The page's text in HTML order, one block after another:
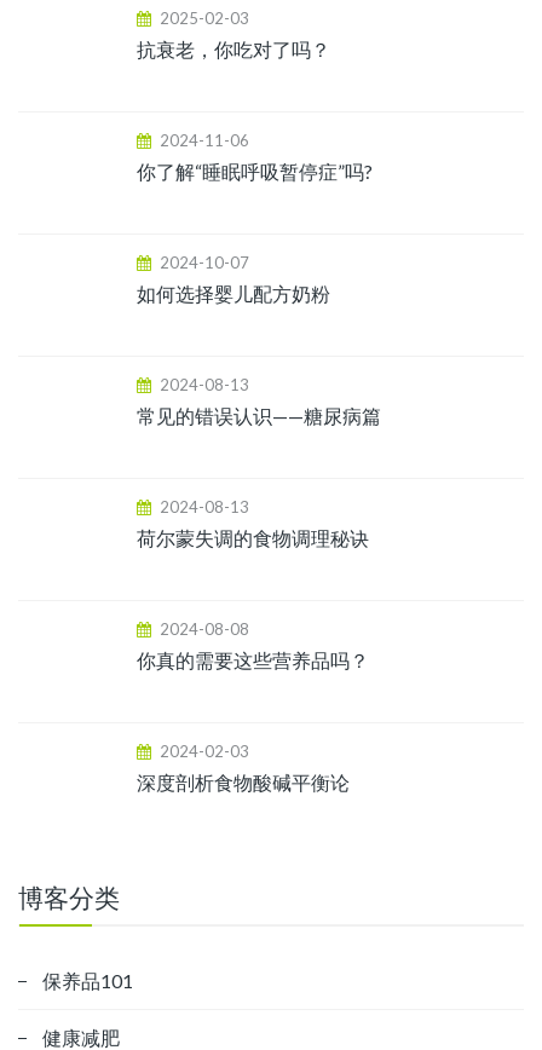
2025-02-03
抗衰老，你吃对了吗？
2024-11-06
你了解“睡眠呼吸暂停症”吗?
2024-10-07
如何选择婴儿配方奶粉
2024-08-13
常见的错误认识——糖尿病篇
2024-08-13
荷尔蒙失调的食物调理秘诀
2024-08-08
你真的需要这些营养品吗？
2024-02-03
深度剖析食物酸碱平衡论
博客分类
保养品101
健康减肥